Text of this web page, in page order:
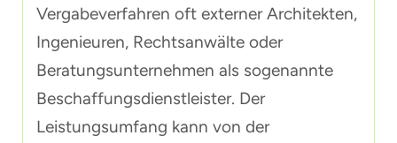
Vergabeverfahren oft externer Architekten,
Ingenieuren, Rechtsanwälte oder
Beratungsunternehmen als sogenannte
Beschaffungsdienstleister. Der
Leistungsumfang kann von der